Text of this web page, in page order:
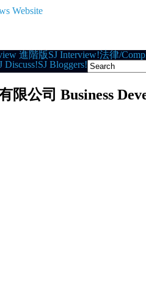
進階版SJ Interview!法律/
Discuss!SJ Bloggers!
公司 Business